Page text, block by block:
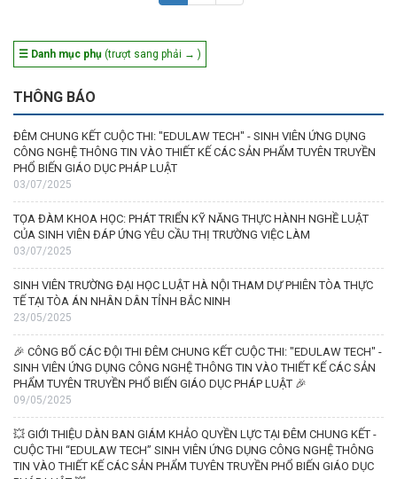
☰ Danh mục phụ (trượt sang phải → )
THÔNG BÁO
ĐÊM CHUNG KẾT CUỘC THI: "EDULAW TECH" - SINH VIÊN ỨNG DỤNG
CÔNG NGHỆ THÔNG TIN VÀO THIẾT KẾ CÁC SẢN PHẨM TUYÊN TRUYỀN
PHỔ BIẾN GIÁO DỤC PHÁP LUẬT
03/07/2025
TỌA ĐÀM KHOA HỌC: PHÁT TRIỂN KỸ NĂNG THỰC HÀNH NGHỀ LUẬT
CỦA SINH VIÊN ĐÁP ỨNG YÊU CẦU THỊ TRƯỜNG VIỆC LÀM
03/07/2025
SINH VIÊN TRƯỜNG ĐẠI HỌC LUẬT HÀ NỘI THAM DỰ PHIÊN TÒA THỰC
TẾ TẠI TÒA ÁN NHÂN DÂN TỈNH BẮC NINH
23/05/2025
🎉 CÔNG BỐ CÁC ĐỘI THI ĐÊM CHUNG KẾT CUỘC THI: "EDULAW TECH" -
SINH VIÊN ỨNG DỤNG CÔNG NGHỆ THÔNG TIN VÀO THIẾT KẾ CÁC SẢN
PHẨM TUYÊN TRUYỀN PHỔ BIẾN GIÁO DỤC PHÁP LUẬT 🎉
09/05/2025
💥 GIỚI THIỆU DÀN BAN GIÁM KHẢO QUYỀN LỰC TẠI ĐÊM CHUNG KẾT -
CUỘC THI “EDULAW TECH” SINH VIÊN ỨNG DỤNG CÔNG NGHỆ THÔNG
TIN VÀO THIẾT KẾ CÁC SẢN PHẨM TUYÊN TRUYỀN PHỔ BIẾN GIÁO DỤC